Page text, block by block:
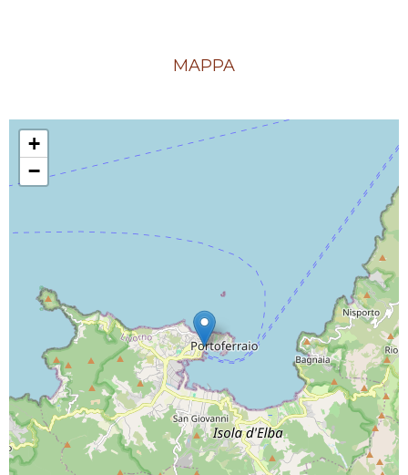
MAPPA
+
−